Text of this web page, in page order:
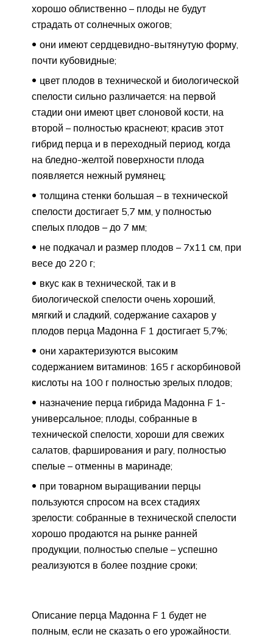
хорошо облиственно – плоды не будут
страдать от солнечных ожогов;
они имеют сердцевидно-вытянутую форму,
почти кубовидные;
цвет плодов в технической и биологической
спелости сильно различается: на первой
стадии они имеют цвет слоновой кости, на
второй – полностью краснеют; красив этот
гибрид перца и в переходный период, когда
на бледно-желтой поверхности плода
появляется нежный румянец;
толщина стенки большая – в технической
спелости достигает 5,7 мм, у полностью
спелых плодов – до 7 мм;
не подкачал и размер плодов – 7х11 см, при
весе до 220 г;
вкус как в технической, так и в
биологической спелости очень хороший,
мягкий и сладкий, содержание сахаров у
плодов перца Мадонна F 1 достигает 5,7%;
они характеризуются высоким
содержанием витаминов: 165 г аскорбиновой
кислоты на 100 г полностью зрелых плодов;
назначение перца гибрида Мадонна F 1-
универсальное; плоды, собранные в
технической спелости, хороши для свежих
салатов, фарширования и рагу, полностью
спелые – отменны в маринаде;
при товарном выращивании перцы
пользуются спросом на всех стадиях
зрелости: собранные в технической спелости
хорошо продаются на рынке ранней
продукции, полностью спелые – успешно
реализуются в более поздние сроки;
Описание перца Мадонна F 1 будет не
полным, если не сказать о его урожайности.